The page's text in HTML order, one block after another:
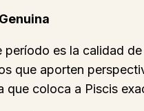
período es la calidad
que aporten
que coloca a Piscis